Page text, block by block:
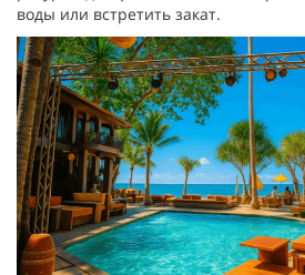
воды или встретить закат.